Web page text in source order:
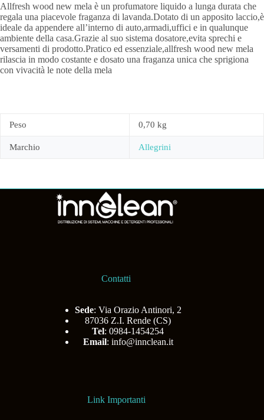
Allfresh wood new mela è un profumatore liquido a lunga durata che
regala una piacevole fraganza di lavanda.Dotato di un apposito laccio,è
ideale da appendere all’interno di auto,armadi,uffici e in qualunque
ambiente della casa.Grazie al suo sistema dosatore,evita sprechi e
versamenti di prodotto.Pratico ed essenziale,allfresh wood new mela
rilascia in modo costante e dosato una fraganza unica che sprigiona
con vivacità le note della mela
Peso 0,70 kg
Marchio Allegrini
Contatti
Sede: Via Orazio Antinori, 2
87036 Z.I. Rende (CS)
Tel: 0984-1454254
Email: info@innclean.it
Link Importanti